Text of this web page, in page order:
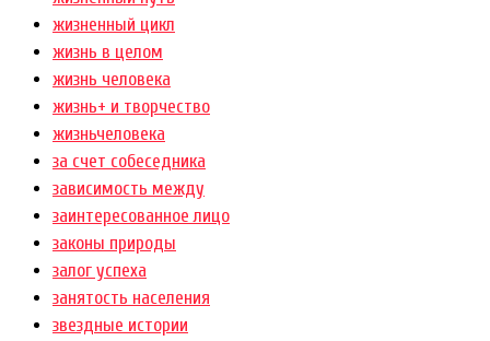
жизненный цикл
жизнь в целом
жизнь человека
жизнь+ и творчество
жизньчеловека
за счет собеседника
зависимость между
заинтересованное лицо
законы природы
залог успеха
занятость населения
звездные истории